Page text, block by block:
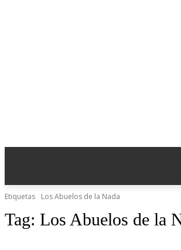
Etiquetas Los Abuelos de la Nada
Tag: Los Abuelos de la